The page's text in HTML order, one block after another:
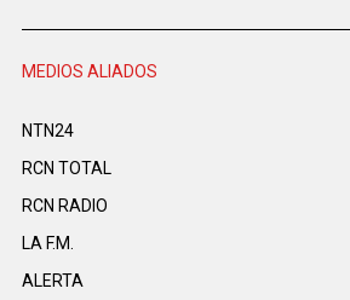
MEDIOS ALIADOS
NTN24
RCN TOTAL
RCN RADIO
LA F.M.
ALERTA